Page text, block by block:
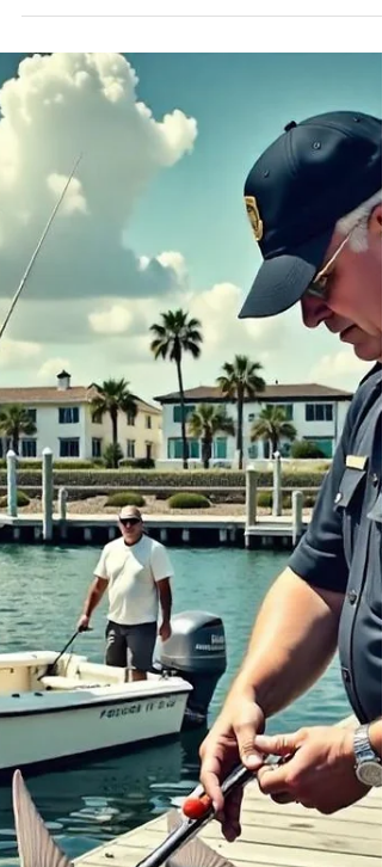
Defensas
La solicitud de prostitución es un delito grave en
estado de Florida, que conlleva severas sanciones
consecuencias a largo plazo. En...